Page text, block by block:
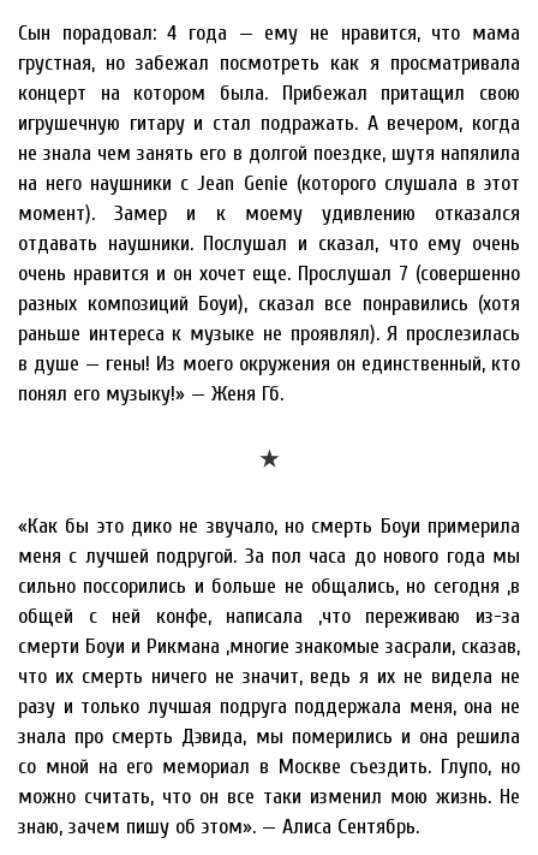
Сын порадовал: 4 года — ему не нравится, что мама
грустная, но забежал посмотреть как я просматривала
концерт на котором была. Прибежал притащил свою
игрушечную гитару и стал подражать. А вечером, когда
не знала чем занять его в долгой поездке, шутя напялила
на него наушники с Jean Genie (которого слушала в этот
момент). Замер и к моему удивлению отказался
отдавать наушники. Послушал и сказал, что ему очень
очень нравится и он хочет еще. Прослушал 7 (совершенно
разных композиций Боуи), сказал все понравились (хотя
раньше интереса к музыке не проявлял). Я прослезилась
в душе — гены! Из моего окружения он единственный, кто
понял его музыку!» — Женя Гб.
★
«Как бы это дико не звучало, но смерть Боуи примерила
меня с лучшей подругой. За пол часа до нового года мы
сильно поссорились и больше не общались, но сегодня ,в
общей с ней конфе, написала ,что переживаю из-за
смерти Боуи и Рикмана ,многие знакомые засрали, сказав,
что их смерть ничего не значит, ведь я их не видела не
разу и только лучшая подруга поддержала меня, она не
знала про смерть Дэвида, мы померились и она решила
со мной на его мемориал в Москве съездить. Глупо, но
можно считать, что он все таки изменил мою жизнь. Не
знаю, зачем пишу об этом». — Алиса Сентябрь.